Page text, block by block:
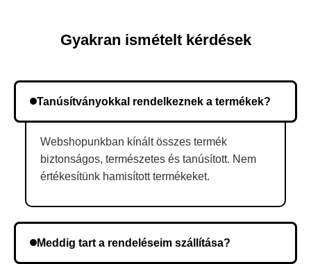
Gyakran ismételt kérdések
Tanúsítványokkal rendelkeznek a termékek?
Webshopunkban kínált összes termék
biztonságos, természetes és tanúsított. Nem
értékesítünk hamisított termékeket.
Meddig tart a rendeléseim szállítása?